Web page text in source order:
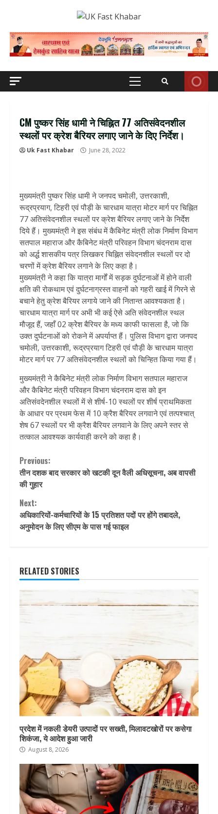
Primary
CM पुष्कर सिंह धामी ने चिह्नित 77 अतिसंवेदनशील
स्थलों पर क्रेश बैरियर लगाए जाने के दिए निर्देश।
Uk Fast Khabar June 28, 2022
मुख्यमंत्री पुष्कर सिंह धामी ने जनपद चमोली, उत्तरकाशी,
रूद्रप्रयाग, टिहरी एवं पौड़ी के चारधाम यात्रा मोटर मार्ग पर चिह्नित
77 अतिसंवेदनशील स्थलों पर क्रेश बैरियर लगाए जाने के निर्देश
दिये हैं। मुख्यमंत्री ने इस संबंध में कैबिनेट मंत्री लोक निर्माण विभाग
सतपाल महाराज और कैबिनेट मंत्री परिवहन विभाग चंदनराम दास
को अर्द्ध शासकीय पत्र लिखकर चिह्नित संवेदनशील स्थलों पर दो
चरणों में क्रेश बैरियर लगाने के लिए कहा है।
मुख्यमंत्री ने कहा कि यात्रा मार्गों में सड़क दुर्घटनाओं में होने वाली
क्षति की रोकथाम एवं दुर्घटनाग्रस्त वाहनों को गहरी खाई में गिरने से
बचाने हेतु क्रेश बैरियर लगाये जाने की नितान्त आवश्यकता है।
चारधाम यात्रा मार्ग पर अभी भी कई ऐसे अति संवेदनशील स्थल
मौजूद हैं, जहाँ 02 क्रेेश बैरियर के मध्य काफी फासला है, जो कि
उक्त दुर्घटनाओं को रोकने में अपर्याप्त हैं। पुलिस विभाग द्वारा जनपद
चमोली, उत्तरकाशी, रूद्रप्रयाग टिहरी एवं पौड़ी के चारधाम यात्रा
मोटर मार्ग पर 77 अतिसंवेदनशील स्थलों को चिन्हित किया गया हैं।
मुख्यमंत्री ने कैबिनेट मंत्री लोक निर्माण विभाग सतपाल महाराज
और कैबिनेट मंत्री परिवहन विभाग चंदनराम दास को इन
अतिसंवदेनशील स्थलों में से शीर्ष-10 स्थलों पर शीर्ष प्राथमिकता
के आधार पर प्रथम फेस में 10 क्रैश बैरियर लगवाने एवं तत्पश्चात्
शेष 67 स्थलों पर भी क्रैश बैरियर लगवाने के लिए अपने स्तर से
तत्काल आवश्यक कार्यवाही करने को कहा है।
Continue
Reading
Previous:
तीन दशक बाद सरकार को खटकी दून वैली अधिसूचना, अब वापसी
की गुहार
Next:
अधिकारियों-कर्मचारियों के 15 प्रतिशत पदों पर होंगे तबादले,
अनुमोदन के लिए सीएम के पास गई फाइल
RELATED STORIES
प्रदेश में नकली डेयरी उत्पादों पर सख्ती, मिलावटखोरों पर कसेगा
शिकंजा, ये आदेश हुआ जारी
August 8, 2026